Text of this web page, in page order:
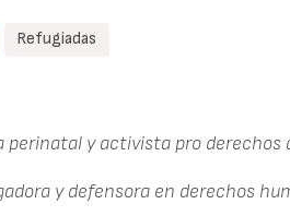
Refugiadas
perinatal y activista pro
y defensora en derechos